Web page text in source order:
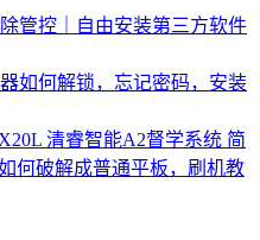
管控｜自由安装第三方软件
如何解锁，忘记密码，安装
清睿智能A2督学系统 简
何破解成普通平板，刷机教